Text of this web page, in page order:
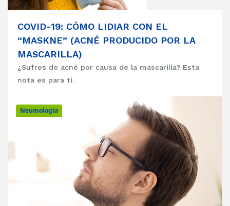
COVID-19: CÓMO LIDIAR CON EL
“MASKNE” (ACNÉ PRODUCIDO POR LA
MASCARILLA)
¿Sufres de acné por causa de la mascarilla? Esta
nota es para ti.
Neumología